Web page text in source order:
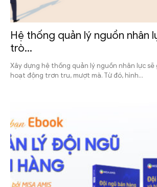
Hệ thống quản lý nguồn nhân
trò...
Xây dựng hệ thống quản lý nguồn nhân lực sẽ
hoạt động trơn tru, mượt mà. Từ đó, hình...